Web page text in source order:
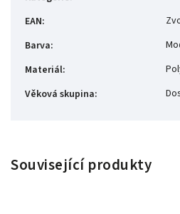
EAN:
Barva:
Materiál:
Věková skupina:
Související produkty